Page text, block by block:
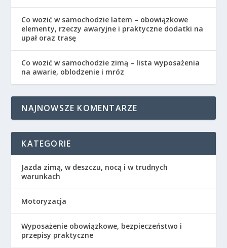
Co wozić w samochodzie latem – obowiązkowe
elementy, rzeczy awaryjne i praktyczne dodatki na
upał oraz trasę
Co wozić w samochodzie zimą – lista wyposażenia
na awarie, oblodzenie i mróz
NAJNOWSZE KOMENTARZE
KATEGORIE
Jazda zimą, w deszczu, nocą i w trudnych
warunkach
Motoryzacja
Wyposażenie obowiązkowe, bezpieczeństwo i
przepisy praktyczne